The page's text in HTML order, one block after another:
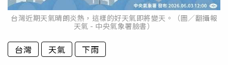
台灣近期天氣晴朗炎熱，這樣的好天氣即將變天。（圖／翻攝報
天氣 - 中央氣象署臉書）
台灣 天氣 下雨